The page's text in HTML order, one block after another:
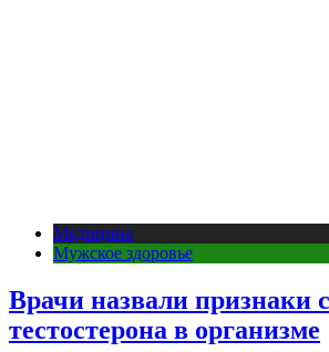
Медицина
Мужское здоровье
Врачи назвали признаки
тестостерона в организме